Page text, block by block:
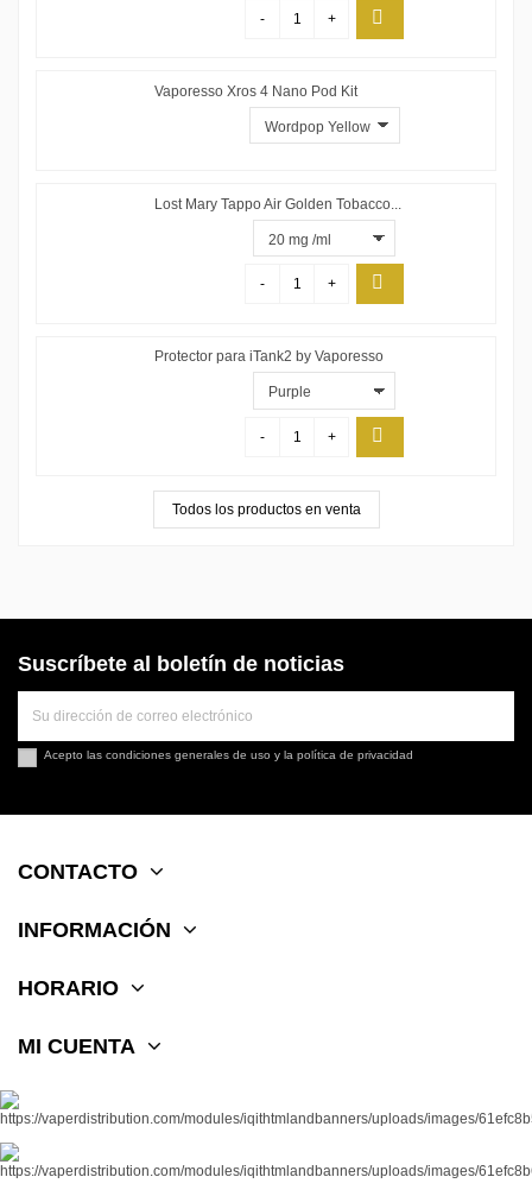
- +
Vaporesso Xros 4 Nano Pod Kit
Lost Mary Tappo Air Golden Tobacco...
- +
Protector para iTank2 by Vaporesso
- +
Todos los productos en venta
Suscríbete al boletín de noticias
Acepto las condiciones generales de uso y la política de privacidad
CONTACTO
INFORMACIÓN
HORARIO
MI CUENTA